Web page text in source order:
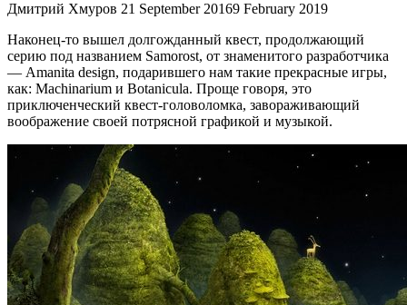
Дмитрий Хмуров 21 September 20169 February 2019
Наконец-то вышел долгожданный квест, продолжающий
серию под названием Samorost, от знаменитого разработчика
— Amanita design, подарившего нам такие прекрасные игры,
как: Machinarium и Botanicula. Проще говоря, это
приключенческий квест-головоломка, завораживающий
воображение своей потрясной графикой и музыкой.